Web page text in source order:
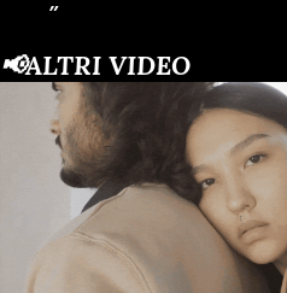
📢ALTRI VIDEO